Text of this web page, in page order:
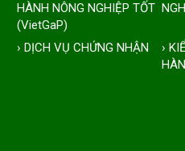
› DỊCH VỤ CHỨNG NHẬN
›
HÀNH NÔNG NGHIỆP TỐT
(VietGaP)